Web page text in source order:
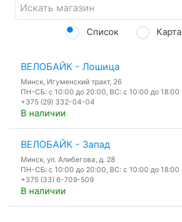
Список Карта
ВЕЛОБАЙК - Лошица
Минск, Игуменский тракт, 26
ПН-СБ: с 10:00 до 20:00, ВС: с 10:00 до 18:00
+375 (29) 332-04-04
В наличии
ВЕЛОБАЙК - Запад
Минск, ул. Алибегова, д. 28
ПН-СБ: с 10:00 до 20:00, ВС: с 10:00 до 18:00
+375 (33) 6-709-509
В наличии